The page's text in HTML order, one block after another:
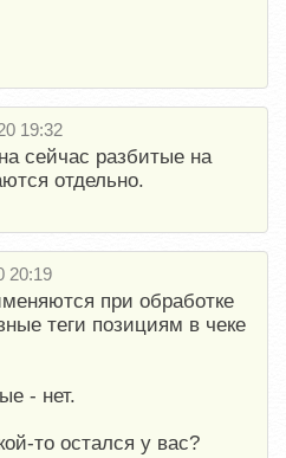
19:32
сейчас разбитые на
отдельно.
20:19
при обработке
теги позициям в чеке
- нет.
то остался у вас?